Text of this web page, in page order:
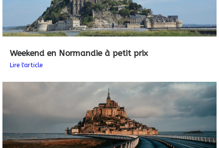
Weekend en Normandie à petit prix
Lire l'article